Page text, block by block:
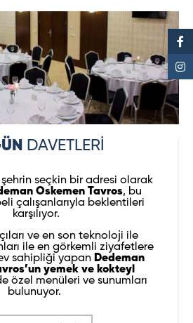
DAVETLERİ
seçkin bir adresi olarak
Oskemen Tavros, bu
çalışanlarıyla beklentileri
karşılıyor.
ve en son teknoloji ile
ile en görkemli ziyafetlere
sahipliği yapan Dedeman
yemek ve kokteyl
özel menüleri ve sunumları
bulunuyor.